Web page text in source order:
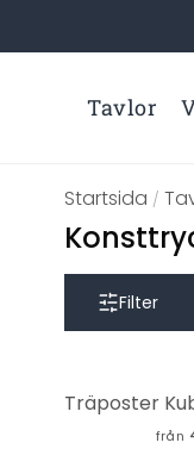
Tavlor
Startsida /
Filter
från